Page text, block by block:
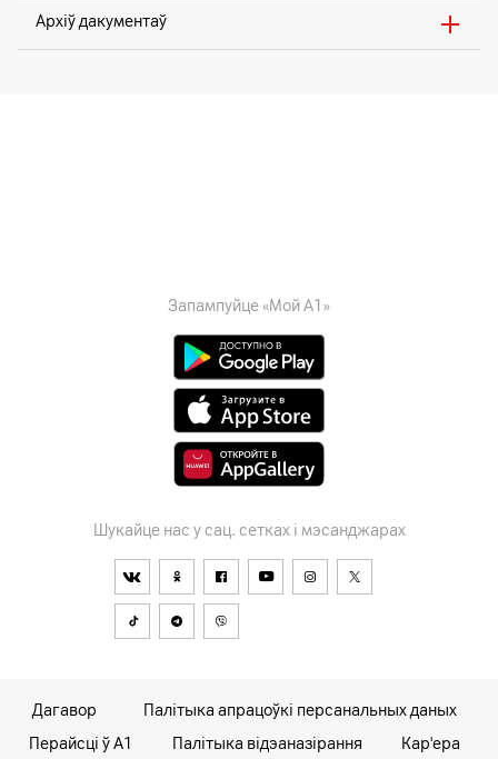
Архіў дакументаў
Запампуйце «Мой А1»
Шукайце нас у сац. сетках і мэсанджарах
Дагавор
Палітыка апрацоўкі персанальных даных
Перайсці ў А1
Палітыка відэаназірання Кар'ера